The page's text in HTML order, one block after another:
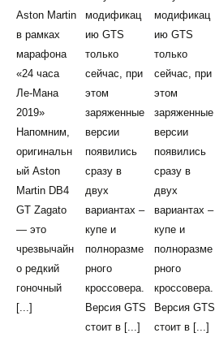
Aston Martin
в рамках
марафона
«24 часа
Ле-Мана
2019»
Напомним,
оригинальн
ый Aston
Martin DB4
GT Zagato
— это
чрезвычайн
о редкий
гоночный
[...]
модификац
ию GTS
только
сейчас, при
этом
заряженные
версии
появились
сразу в
двух
вариантах –
купе и
полноразме
рного
кроссовера.
Версия GTS
стоит в [...]
модификац
ию GTS
только
сейчас, при
этом
заряженные
версии
появились
сразу в
двух
вариантах –
купе и
полноразме
рного
кроссовера.
Версия GTS
стоит в [...]